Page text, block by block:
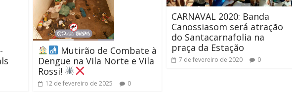
Mutirão de Combate à
Dengue na Vila Norte e Vila
Rossi!
12 de fevereiro de 2025 0
CARNAVAL 2020: Banda
Canossiasom será atração
do Santacarnafolia na
praça da Estação
7 de fevereiro de 2020 0